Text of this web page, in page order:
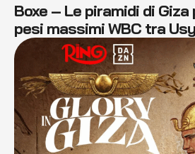
Boxe – Le piramidi di
pesi massimi WBC tra